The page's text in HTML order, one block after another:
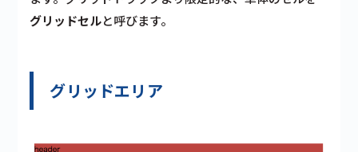
グリッドセルと呼びます。
グリッドエリア